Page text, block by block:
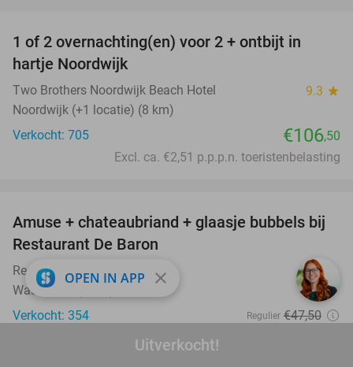
Uitverkocht!
1 of 2 overnachting(en) voor 2 + ontbijt in
hartje Noordwijk
Two Brothers Noordwijk Beach Hotel 9.3 star
Noordwijk (+1 locatie) (8 km)
Verkocht: 705
€106,50
Excl. ca. €2,51 p.p.p.n. toeristenbelasting
32%
Amuse + chateaubriand + glaasje bubbels bij
Restaurant De Baron
Restaurant De Baron 9.9
Wassenaar (6 km)
Verkocht: 354
Regulier €47,50
OPEN IN APP close